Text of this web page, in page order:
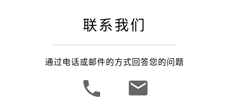
联系我们
通过电话或邮件的方式回答您的问题